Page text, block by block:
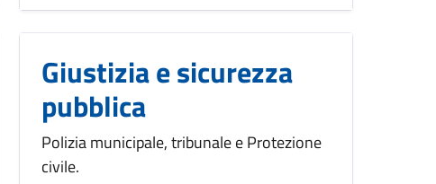
Giustizia e sicurezza
pubblica
Polizia municipale, tribunale e Protezione
civile.